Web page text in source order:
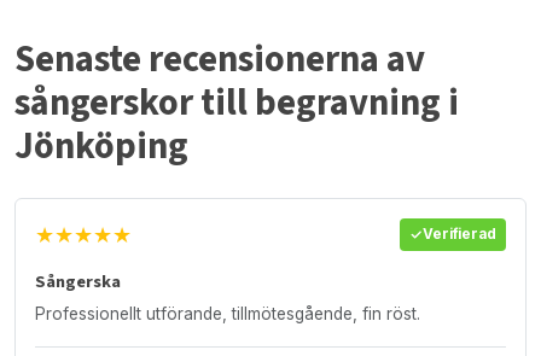
Senaste recensionerna av
sångerskor till begravning i
Jönköping
★★★★★ Verifierad
Sångerska
Professionellt utförande, tillmötesgående, fin röst.